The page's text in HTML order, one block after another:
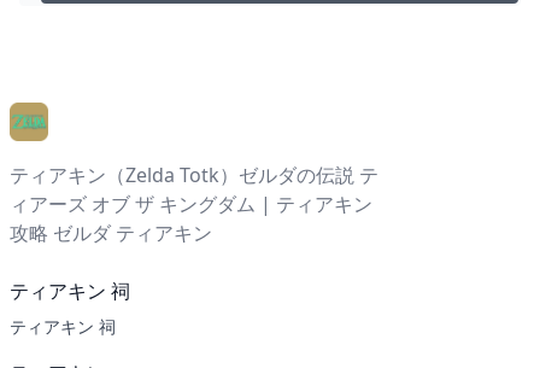
ティアキン（Zelda Totk）ゼルダの伝説 テ
ィアーズ オブ ザ キングダム | ティアキン
攻略 ゼルダ ティアキン
ティアキン 祠
ティアキン 祠